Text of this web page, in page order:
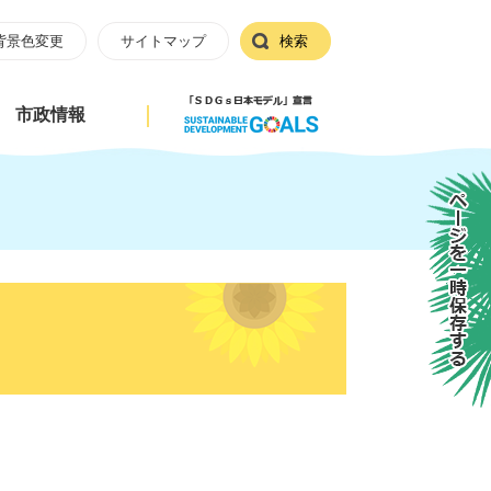
景色変更 サイトマップ 検索
市政情報
ページを一時保存する